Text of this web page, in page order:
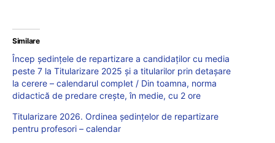
Similare
Încep ședințele de repartizare a candidaților cu media
peste 7 la Titularizare 2025 și a titularilor prin detașare
la cerere – calendarul complet / Din toamna, norma
didactică de predare crește, în medie, cu 2 ore
Titularizare 2026. Ordinea ședințelor de repartizare
pentru profesori – calendar